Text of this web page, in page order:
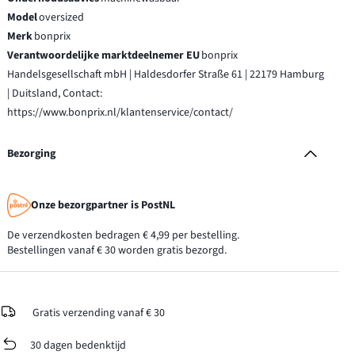
Modeloversized
Merkbonprix
Verantwoordelijke marktdeelnemer EUbonprix
Handelsgesellschaft mbH | Haldesdorfer Straße 61 | 22179 Hamburg
| Duitsland, Contact:
https://www.bonprix.nl/klantenservice/contact/
Bezorging
Onze bezorgpartner is PostNL
De verzendkosten bedragen € 4,99 per bestelling.
Bestellingen vanaf € 30 worden gratis bezorgd.
Gratis verzending vanaf € 30
30 dagen bedenktijd